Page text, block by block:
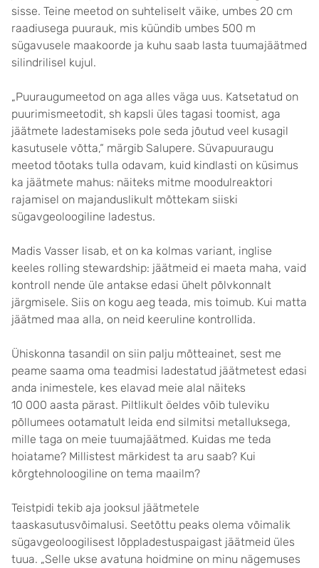
sisse. Teine meetod on suhteliselt väike, umbes 20 cm
raadiusega puurauk, mis küündib umbes 500 m
sügavusele maakoorde ja kuhu saab lasta tuumajäätmed
silindrilisel kujul.
„Puuraugumeetod on aga alles väga uus. Katsetatud on
puurimismeetodit, sh kapsli üles tagasi toomist, aga
jäätmete ladestamiseks pole seda jõutud veel kusagil
kasutusele võtta,“ märgib Salupere. Süvapuuraugu
meetod tõotaks tulla odavam, kuid kindlasti on küsimus
ka jäätmete mahus: näiteks mitme moodulreaktori
rajamisel on majanduslikult mõttekam siiski
sügavgeoloogiline ladestus.
Madis Vasser lisab, et on ka kolmas variant, inglise
keeles rolling stewardship: jäätmeid ei maeta maha, vaid
kontroll nende üle antakse edasi ühelt põlvkonnalt
järgmisele. Siis on kogu aeg teada, mis toimub. Kui matta
jäätmed maa alla, on neid keeruline kontrollida.
Ühiskonna tasandil on siin palju mõtteainet, sest me
peame saama oma teadmisi ladestatud jäätmetest edasi
anda inimestele, kes elavad meie alal näiteks
10 000 aasta pärast. Piltlikult öeldes võib tuleviku
põllumees ootamatult leida end silmitsi metalluksega,
mille taga on meie tuumajäätmed. Kuidas me teda
hoiatame? Millistest märkidest ta aru saab? Kui
kõrgtehnoloogiline on tema maailm?
Teistpidi tekib aja jooksul jäätmetele
taaskasutusvõimalusi. Seetõttu peaks olema võimalik
sügavgeoloogilisest lõppladestuspaigast jäätmeid üles
tuua. „Selle ukse avatuna hoidmine on minu nägemuses